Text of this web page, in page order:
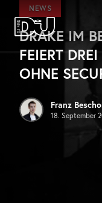
Zum Hauptinhalt springen
DJ Mag Germany
NEWS
DRAKE IM
FEIERT
OHNE
Franz
18. September